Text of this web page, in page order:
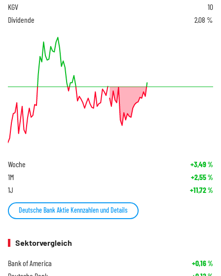
KGV
10
Dividende
2,08 %
Woche +3,49%
1M +2,55%
1J +11,72%
Deutsche Bank Aktie Kennzahlen und Details
Sektorvergleich
Bank of America +0,16%